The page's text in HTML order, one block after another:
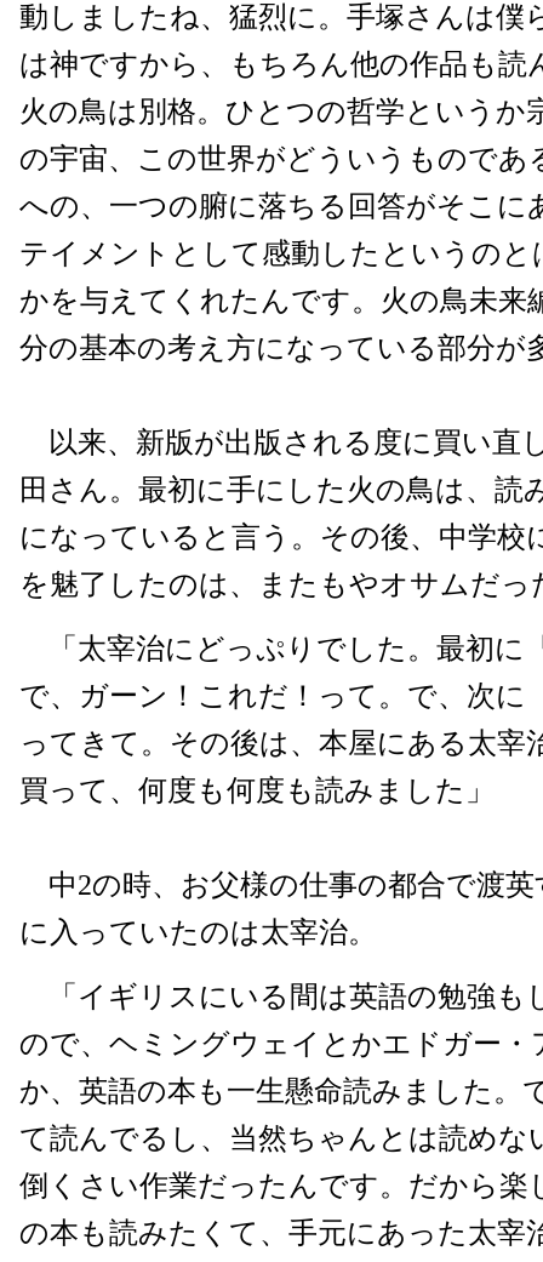
動しましたね、猛烈に。手塚さんは僕
は神ですから、もちろん他の作品も読
火の鳥は別格。ひとつの哲学というか
の宇宙、この世界がどういうものであ
への、一つの腑に落ちる回答がそこに
テイメントとして感動したというのと
かを与えてくれたんです。火の鳥未来
分の基本の考え方になっている部分が
以来、新版が出版される度に買い直
田さん。最初に手にした火の鳥は、読
になっていると言う。その後、中学校
を魅了したのは、またもやオサムだっ
「太宰治にどっぷりでした。最初に
で、ガーン！これだ！って。で、次に
ってきて。その後は、本屋にある太宰
買って、何度も何度も読みました」
中2の時、お父様の仕事の都合で渡
に入っていたのは太宰治。
「イギリスにいる間は英語の勉強も
ので、ヘミングウェイとかエドガー・
か、英語の本も一生懸命読みました。
て読んでるし、当然ちゃんとは読めな
倒くさい作業だったんです。だから楽
の本も読みたくて、手元にあった太宰